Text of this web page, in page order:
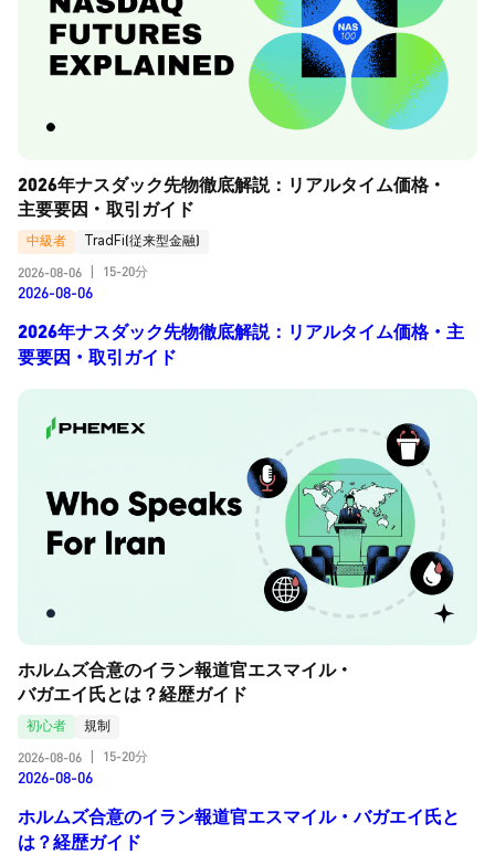
2026年ナスダック先物徹底解説：リアルタイム価格・
主要要因・取引ガイド
中級者
TradFi(従来型金融)
2026-08-06
15-20分
2026-08-06
2026年ナスダック先物徹底解説：リアルタイム価格・主
要要因・取引ガイド
ホルムズ合意のイラン報道官エスマイル・
バガエイ氏とは？経歴ガイド
初心者
規制
2026-08-06
15-20分
2026-08-06
ホルムズ合意のイラン報道官エスマイル・バガエイ氏と
は？経歴ガイド